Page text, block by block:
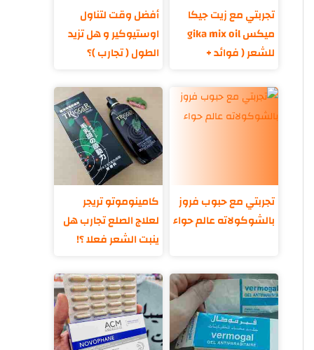
تجربتي مع زيت جيكا
ميكس gika mix oil
للشعر ( فوائد +
أفضل وقت لتناول
اوستيوكير و هل تزيد
الطول ( تجارب )؟
تجربتي مع حبوب فروز
بالشوكولاته عالم حواء
كامينوموتو تريجر
لعلاج الصلع تجارب هل
ينبت الشعر فعلا ؟!